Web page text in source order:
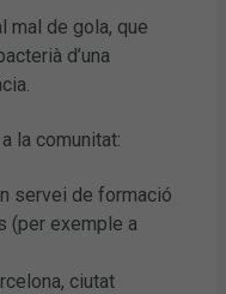
mal de gola, que
d’una
la comunitat:
servei de formació
(per exemple a
ciutat